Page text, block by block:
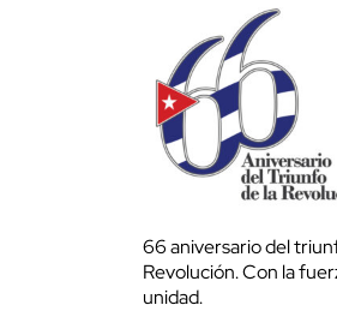
66 aniversario del
Revolución. Con la
unidad.